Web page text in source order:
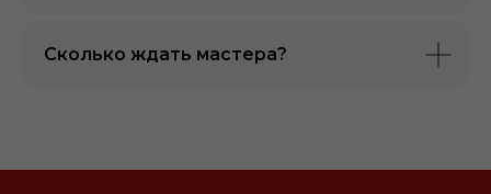
Сколько ждать мастера?